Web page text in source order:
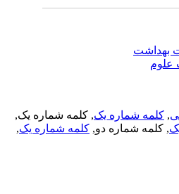
, کلمه شماره یک, کلمه شماره یک,
, کلمه شماره دو,کلمه شماره یک,